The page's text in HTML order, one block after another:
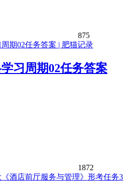
875
习周期02任务答案
1872